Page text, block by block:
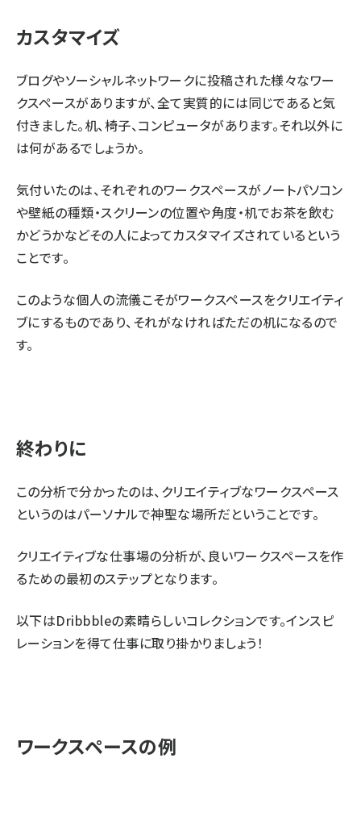
カスタマイズ
ブログやソーシャルネットワークに投稿された様々なワー
クスペースがありますが、全て実質的には同じであると気
付きました。机、椅子、コンピュータがあります。それ以外に
は何があるでしょうか。
気付いたのは、それぞれのワークスペースがノートパソコン
や壁紙の種類・スクリーンの位置や角度・机でお茶を飲む
かどうかなどその人によってカスタマイズされているという
ことです。
このような個人の流儀こそがワークスペースをクリエイティ
ブにするものであり、それがなければただの机になるので
す。
終わりに
この分析で分かったのは、クリエイティブなワークスペース
というのはパーソナルで神聖な場所だということです。
クリエイティブな仕事場の分析が、良いワークスペースを作
るための最初のステップとなります。
以下はDribbbleの素晴らしいコレクションです。インスピ
レーションを得て仕事に取り掛かりましょう！
ワークスペースの例